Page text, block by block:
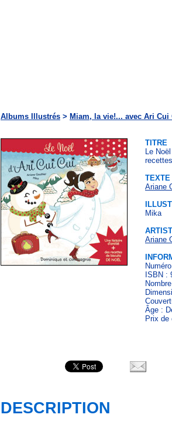
Albums Illustrés > Miam, la vie!... avec Ari Cui
TITRE
Le
recettes
TEXTE
Ariane
Mika
Ariane
ISBN :
Âge :
Prix de
DESCRIPTION